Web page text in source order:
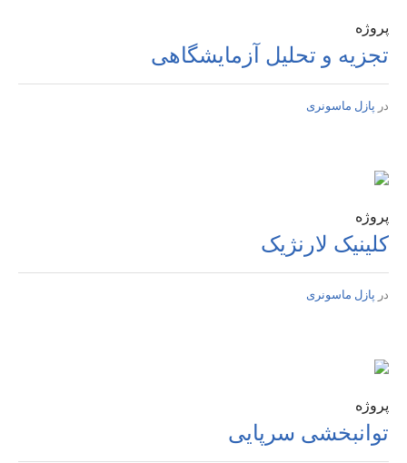
پروژه
تجزیه و تحلیل آزمایشگاهی
در پازل ماسونری
پروژه
کلینیک لارنژیک
در پازل ماسونری
پروژه
توانبخشی سرپایی